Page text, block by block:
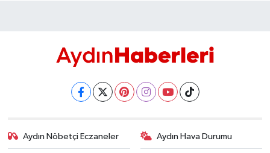
Aydın Nöbetçi Eczaneler Aydın Hava Durumu